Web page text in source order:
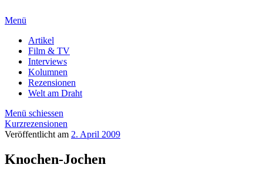
Menü
Artikel
Film & TV
Interviews
Kolumnen
Rezensionen
Welt am Draht
Menü schiessen
Kurzrezensionen
Veröffentlicht am 2. April 2009
Knochen-Jochen